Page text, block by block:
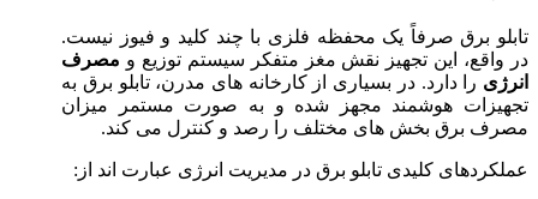
تابلو برق صرفاً یک محفظه فلزی با چند کلید و فیوز نیست.
در واقع، این تجهیز نقش مغز متفکر سیستم توزیع و مصرف
انرژی را دارد. در بسیاری از کارخانه های مدرن، تابلو برق به
تجهیزات هوشمند مجهز شده و به صورت مستمر میزان
مصرف برق بخش های مختلف را رصد و کنترل می کند.
عملکردهای کلیدی تابلو برق در مدیریت انرژی عبارت اند از: